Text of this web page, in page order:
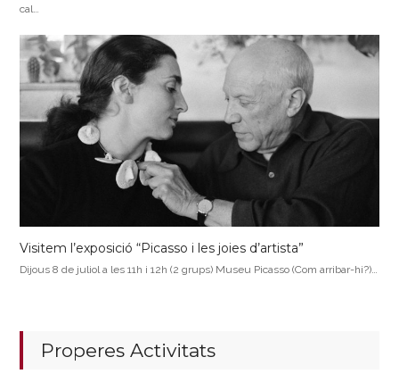
cal…
Visitem l’exposició “Picasso i les joies d’artista”
Dijous 8 de juliol a les 11h i 12h (2 grups) Museu Picasso (Com arribar-hi?)…
Properes Activitats